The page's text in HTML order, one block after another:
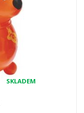
SKLADEM